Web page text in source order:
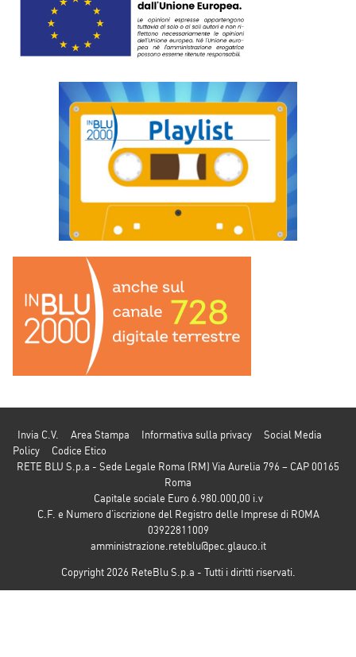
Invia C.V. Area Stampa Informativa sulla privacy
Social Media
Policy
Codice Etico
RETE BLU S.p.a - Sede Legale Roma (RM) Via Aurelia 796 – CAP 00165
Roma
Capitale sociale Euro 6.980.000,00 i.v
C.F. e Numero d’iscrizione del Registro delle Imprese di ROMA
03922811009
amministrazione.reteblu@pec.glauco.it
Copyright 2026 ReteBlu S.p.a - Tutti i diritti riservati.